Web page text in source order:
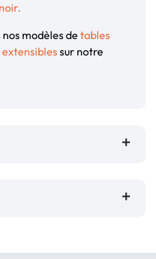
modèles de tables
sur notre